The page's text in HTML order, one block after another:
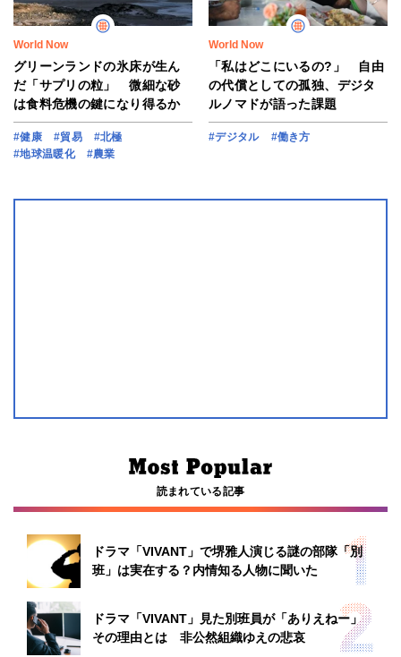
World Now
グリーンランドの氷床が生ん
だ「サプリの粒」 微細な砂
は食料危機の鍵になり得るか
#健康 #貿易
#北極
#地球温暖化
#農業
World Now
「私はどこにいるの?」 自由
の代償としての孤独、デジタ
ルノマドが語った課題
#デジタル #働き方
読まれている記事
ドラマ「VIVANT」で堺雅人演じる謎の部隊「別
班」は実在する？内情知る人物に聞いた
ドラマ「VIVANT」見た別班員が「ありえねー」
その理由とは 非公然組織ゆえの悲哀